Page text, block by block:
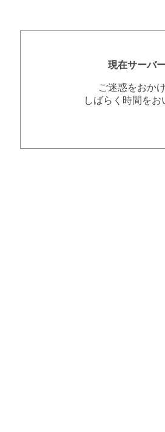
現在サーバ
ご迷惑をおか
しばらく時間を